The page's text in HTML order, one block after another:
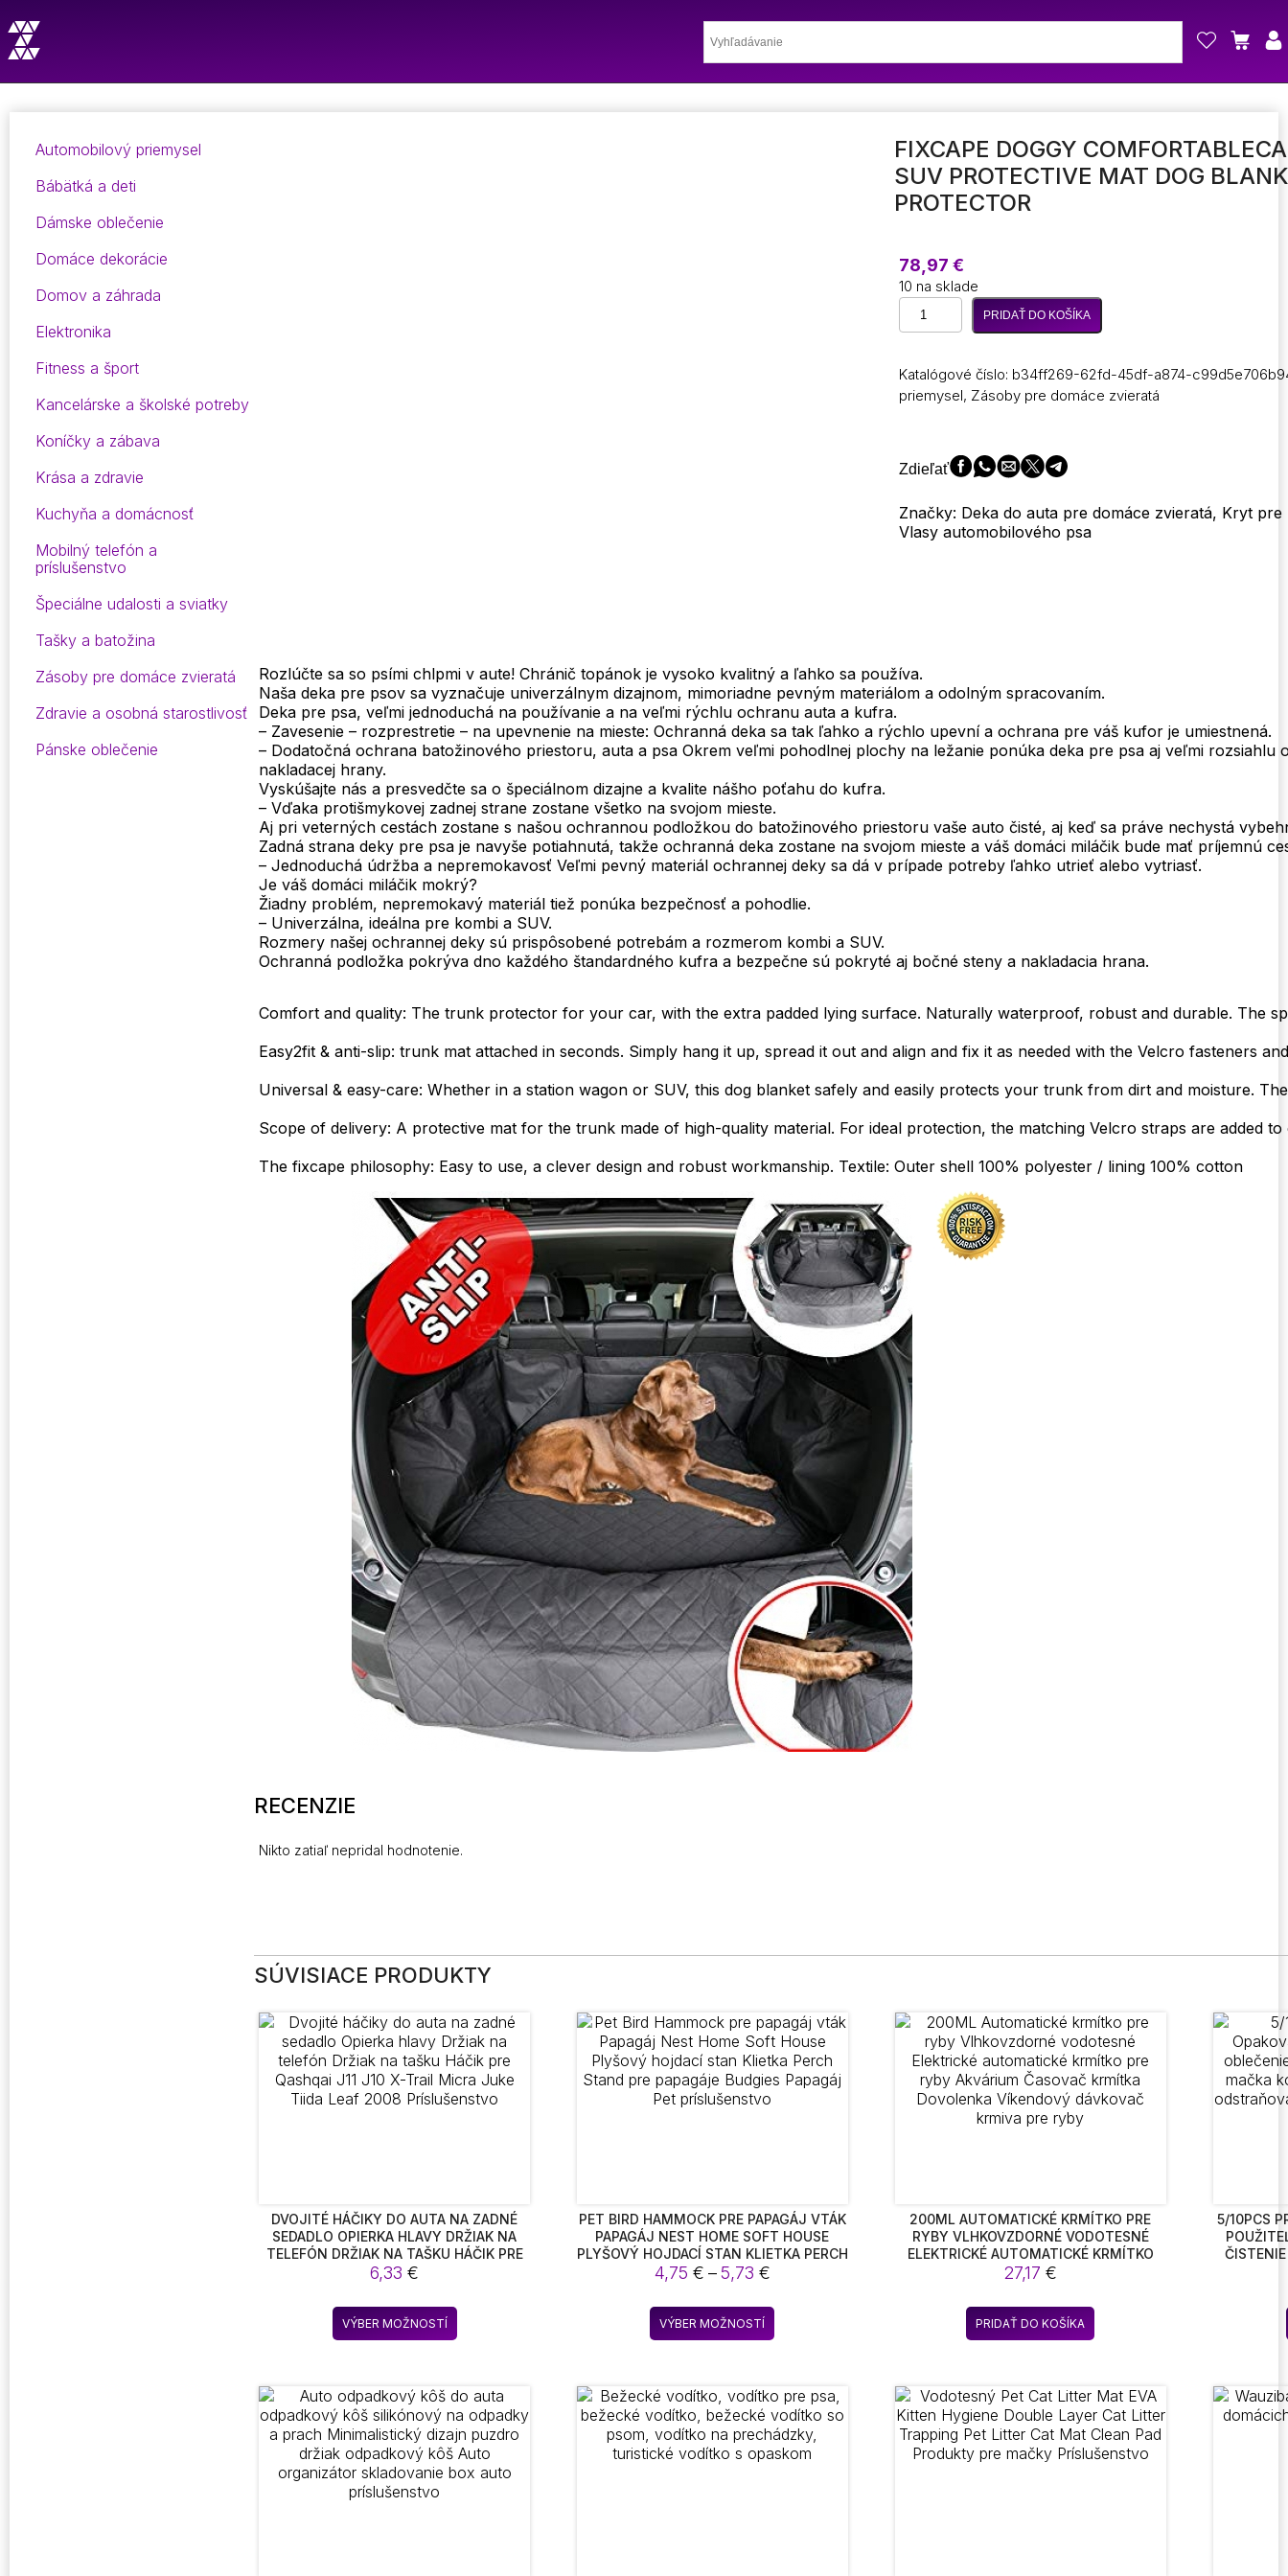
Automobilový priemysel
Bábätká a deti
Dámske oblečenie
Domáce dekorácie
Domov a záhrada
Elektronika
Fitness a šport
Kancelárske a školské potreby
Koníčky a zábava
Krása a zdravie
Kuchyňa a domácnosť
Mobilný telefón a
príslušenstvo
Špeciálne udalosti a sviatky
Tašky a batožina
Zásoby pre domáce zvieratá
Zdravie a osobná starostlivosť
Pánske oblečenie
FIXCAPE DOGGY
SUV PROTECTIVE MAT DOG
PROTECTOR
78,97 €
10 na sklade
množstvo
Fixcape
ComfortableCar
Cover
Combi
Mat
Dog
Boot
Protector
PRIDAŤ DO KOŠÍKA
Katalógové číslo: b34ff269-62fd-45df-a874-
priemysel, Zásoby pre domáce zvieratá
Zdieľať
Značky: Deka do auta pre domáce zvieratá, Kryt
Vlasy automobilového psa
Rozlúčte sa so psími chlpmi v aute! Chránič topánok je vysoko kvalitný a ľahko sa používa.
Naša deka pre psov sa vyznačuje univerzálnym dizajnom, mimoriadne pevným materiálom a odolným spracovaním.
Deka pre psa, veľmi jednoduchá na používanie a na veľmi rýchlu ochranu auta a kufra.
– Zavesenie – rozprestretie – na upevnenie na mieste: Ochranná deka sa tak ľahko a rýchlo upevní a ochrana pre váš kufor je umiestnená.
– Dodatočná ochrana batožinového priestoru, auta a psa Okrem veľmi pohodlnej plochy na ležanie ponúka deka pre psa aj veľmi rozsiahlu
nakladacej hrany.
Vyskúšajte nás a presvedčte sa o špeciálnom dizajne a kvalite nášho poťahu do kufra.
– Vďaka protišmykovej zadnej strane zostane všetko na svojom mieste.
Aj pri veterných cestách zostane s našou ochrannou podložkou do batožinového priestoru vaše auto čisté, aj keď sa práve nechystá
Zadná strana deky pre psa je navyše potiahnutá, takže ochranná deka zostane na svojom mieste a váš domáci miláčik bude mať príjemnú
– Jednoduchá údržba a nepremokavosť Veľmi pevný materiál ochrannej deky sa dá v prípade potreby ľahko utrieť alebo vytriasť.
Je váš domáci miláčik mokrý?
Žiadny problém, nepremokavý materiál tiež ponúka bezpečnosť a pohodlie.
– Univerzálna, ideálna pre kombi a SUV.
Rozmery našej ochrannej deky sú prispôsobené potrebám a rozmerom kombi a SUV.
Ochranná podložka pokrýva dno každého štandardného kufra a bezpečne sú pokryté aj bočné steny a nakladacia hrana.
Comfort and quality: The trunk protector for your car, with the extra padded lying surface. Naturally waterproof, robust and durable. The
Easy2fit & anti-slip: trunk mat attached in seconds. Simply hang it up, spread it out and align and fix it as needed with the Velcro
Universal & easy-care: Whether in a station wagon or SUV, this dog blanket safely and easily protects your trunk from dirt and moisture.
Scope of delivery: A protective mat for the trunk made of high-quality material. For ideal protection, the matching Velcro straps are added
RECENZIE
Nikto zatiaľ nepridal hodnotenie.
SÚVISIACE PRODUKTY
DVOJITÉ HÁČIKY DO AUTA NA ZADNÉ
SEDADLO OPIERKA HLAVY DRŽIAK NA
TELEFÓN DRŽIAK NA TAŠKU HÁČIK PRE
QASHQAI J11 J10 X-TRAIL MICRA JUKE
6,33€
VÝBER MOŽNOSTÍ
Tento
produkt
variantov.
Možnosti
si
môžete
PET BIRD HAMMOCK PRE PAPAGÁJ VTÁK
PAPAGÁJ NEST HOME SOFT HOUSE
PLYŠOVÝ HOJDACÍ STAN KLIETKA PERCH
STAND PRE PAPAGÁJE BUDGIES PAPAGÁJ
4,75 € – 5,73 €Price
4,75 €
through
VÝBER MOŽNOSTÍ
Tento
produkt
variantov.
Možnosti
si
môžete
200ML AUTOMATICKÉ KRMÍTKO PRE
RYBY VLHKOVZDORNÉ VODOTESNÉ
ELEKTRICKÉ AUTOMATICKÉ KRMÍTKO
PRE RYBY AKVÁRIUM ČASOVAČ KRMÍTKA
KRMIVA PRE RYBY
27,17€
PRIDAŤ DO KOŠÍKA
5/10PCS